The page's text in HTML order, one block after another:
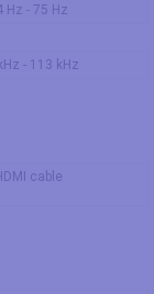
Hz - 75 Hz
- 113 kHz
cable